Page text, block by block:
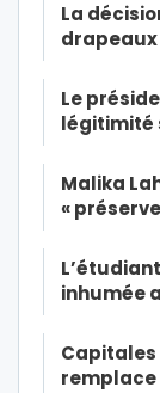
La
Le
légitimité
Malika
«
inhumée
remplace